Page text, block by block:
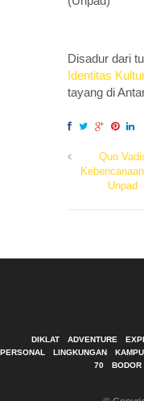
Disadur dari
Identitas
tayang di
Quo
Unpad
DIKLAT ADVENTURE
PERSONAL
LINGKUNGAN
70
BODOR